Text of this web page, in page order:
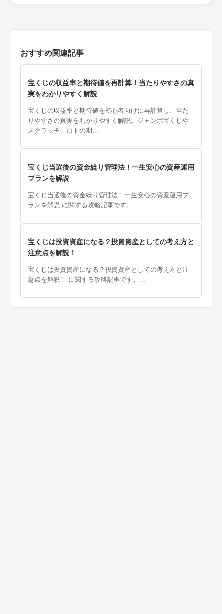
おすすめ関連記事
宝くじの収益率と期待値を再計算！当たりやすさの真
実をわかりやすく解説
宝くじの収益率と期待値を初心者向けに再計算し、当た
りやすさの真実をわかりやすく解説。ジャンボ宝くじや
スクラッチ、ロトの期...
宝くじ当選後の資金繰り管理法！一生安心の資産運用
プランを解説
宝くじ当選後の資金繰り管理法！一生安心の資産運用プ
ランを解説 に関する攻略記事です。...
宝くじは投資資産になる？投資資産としての考え方と
注意点を解説！
宝くじは投資資産になる？投資資産としての考え方と注
意点を解説！ に関する攻略記事です。...